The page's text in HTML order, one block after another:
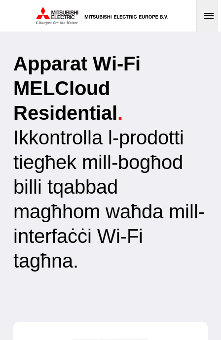
Apparat Wi-Fi
MELCloud
Residential.
Ikkontrolla l-prodotti
tiegħek mill-bogħod
billi tqabbad
magħhom waħda mill-
interfaċċi Wi-Fi
tagħna.